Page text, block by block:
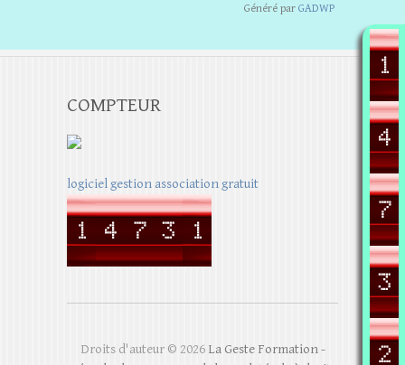
Généré par GADWP
COMPTEUR
logiciel gestion association gratuit
Droits d'auteur © 2026 La Geste Formation -